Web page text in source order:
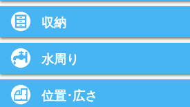
収納
水周り
位置･広さ